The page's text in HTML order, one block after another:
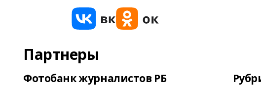
Партнеры
Фотобанк журналистов РБ